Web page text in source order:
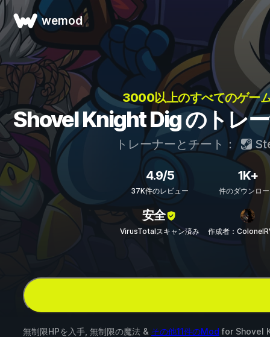
wemod
3000以上のすべてのゲー
Shovel Knight Dig のトレ
トレーナーとチート：
4.9/5
37K件のレビュー
1K+
件のダウンロ
安全
VirusTotalスキャン済み 作成者：
無制限HPを入手, 無制限の魔法 & その他11件のMod for Shovel